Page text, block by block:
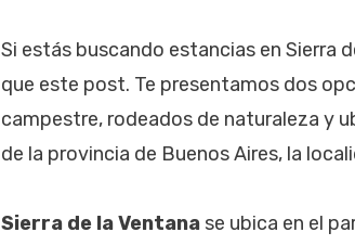
Si estás buscando estancias en Sierra
que este post. Te presentamos dos
campestre, rodeados de naturaleza y
de la provincia de Buenos Aires, la
Sierra de la Ventana se ubica en el